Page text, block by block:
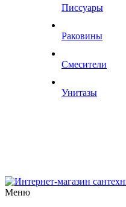
Писсуары
Раковины
Смесители
Унитазы
Меню